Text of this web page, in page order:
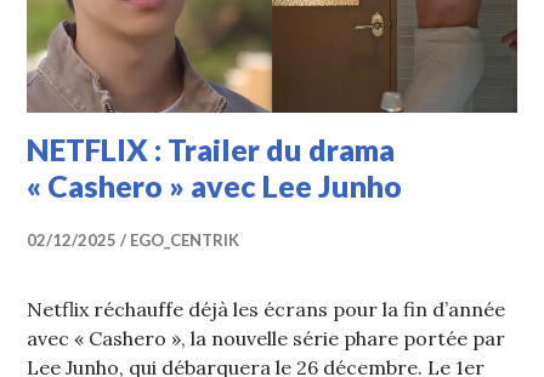
NETFLIX : Trailer du drama
« Cashero » avec Lee Junho
02/12/2025 EGO_CENTRIK
Netflix réchauffe déjà les écrans pour la fin d’année
avec « Cashero », la nouvelle série phare portée par
Lee Junho, qui débarquera le 26 décembre. Le 1er